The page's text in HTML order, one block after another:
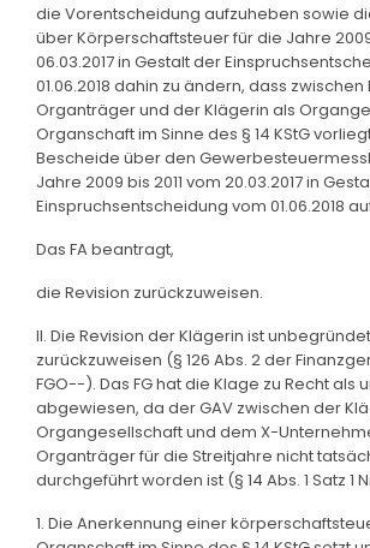
die Vorentscheidung aufzuheben sowie
über Körperschaftsteuer für die Jahre 2009
06.03.2017 in Gestalt der
01.06.2018 dahin zu ändern, dass zwischen
Organträger und der Klägerin als
Organschaft im Sinne des § 14 KStG
Bescheide über den
Jahre 2009 bis 2011 vom 20.03.2017 in
Einspruchsentscheidung vom 01.06.2018
Das FA beantragt,
die Revision zurückzuweisen.
II. Die Revision der Klägerin ist
zurückzuweisen (§ 126 Abs. 2 der
FGO--). Das FG hat die Klage zu Recht als
abgewiesen, da der GAV zwischen der
Organgesellschaft und dem X-
Organträger für die Streitjahre nicht
durchgeführt worden ist (§ 14 Abs. 1 Satz 1
1. Die Anerkennung einer